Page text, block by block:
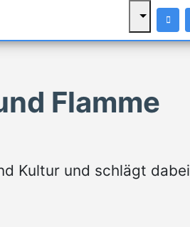
Flamme
Kultur und schlägt dabei